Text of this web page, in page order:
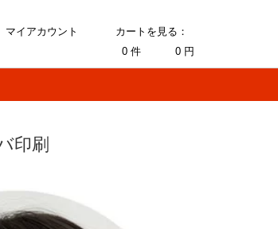
マイアカウント
カートを見る：
0 件 0 円
印刷